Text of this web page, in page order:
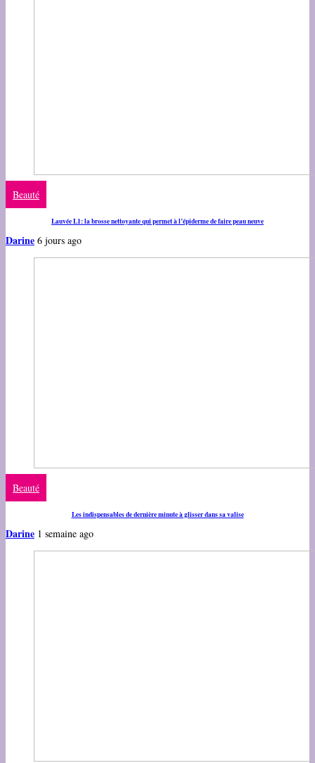
Beauté
Lauvée L1: la brosse nettoyante qui permet à l’épiderme de faire peau neuve
Darine 6 jours ago
Beauté
Les indispensables de dernière minute à glisser dans sa valise
Darine 1 semaine ago